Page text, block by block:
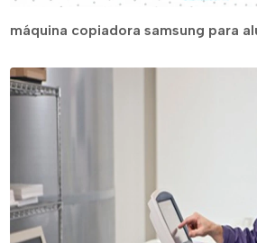
máquina copiadora samsung para